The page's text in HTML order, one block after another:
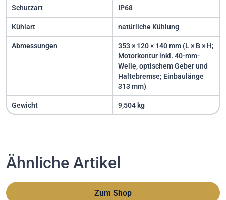
Schutzart IP68
Kühlart natürliche Kühlung
Abmessungen
353 × 120 × 140 mm (L × B × H;
Motorkontur inkl. 40-mm-
Welle, optischem Geber und
Haltebremse; Einbaulänge
313 mm)
Gewicht 9,504 kg
Ähnliche Artikel
Zum Shop